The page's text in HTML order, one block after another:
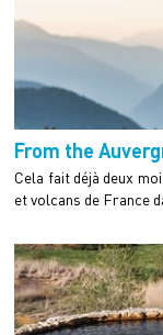
From the
Cela fait déjà deux
et volcans de France